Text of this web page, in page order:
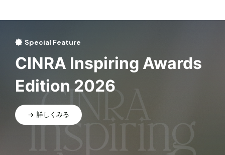
Special Feature
CINRA Inspiring Awards
Edition 2026
詳しくみる